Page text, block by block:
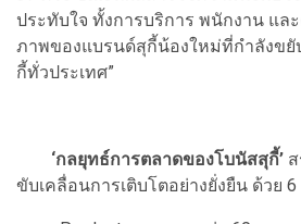
ประทับใจ ทั้งการบริการ พนักงาน แ
ภาพของแบรนด์สุกี้น้องใหม่ที่กำลังข
กี้ทั่วประเทศ”
‘กลยุทธ์การตลาดของโบนัสสุกี้’
ขับเคลื่อนการเติบโตอย่างยั่งยืน ด้วย 6